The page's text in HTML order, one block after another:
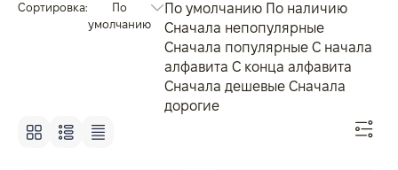
Сортировка:
По
умолчанию
По умолчанию По наличию
Сначала непопулярные
Сначала популярные С начала
алфавита С конца алфавита
Сначала дешевые Сначала
дорогие